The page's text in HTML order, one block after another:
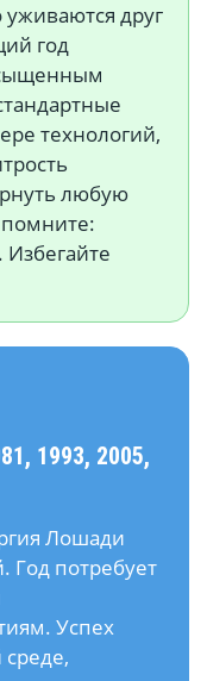
друг
год
технологий,
любую
1993, 2005,
Лошади
Год потребует
Успех